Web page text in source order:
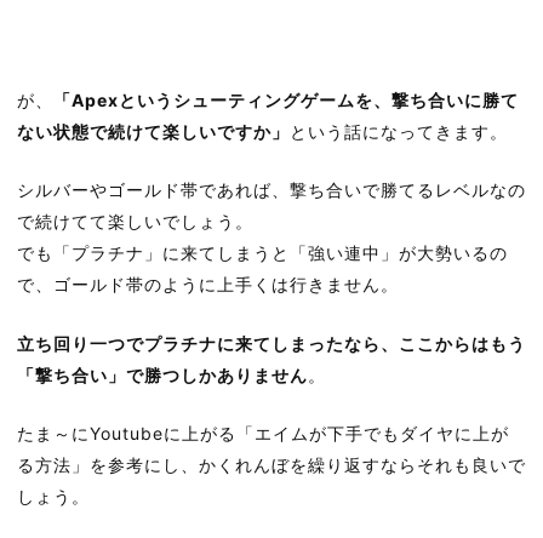
が、
「Apexというシューティングゲームを、撃ち合いに勝て
ない状態で続けて楽しいですか」 という話になってきます。
シルバーやゴールド帯であれば、撃ち合いで勝てるレベルなの
で続けてて楽しいでしょう。
でも「プラチナ」に来てしまうと「強い連中」が大勢いるの
で、ゴールド帯のように上手くは行きません。
立ち回り一つでプラチナに来てしまったなら、ここからはもう
「撃ち合い」で勝つしかありません。
たま～にYoutubeに上がる「エイムが下手でもダイヤに上が
る方法」を参考にし、かくれんぼを繰り返すならそれも良いで
しょう。